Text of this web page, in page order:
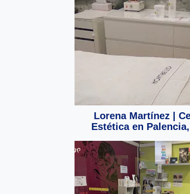
Lorena Martínez |
Estética en